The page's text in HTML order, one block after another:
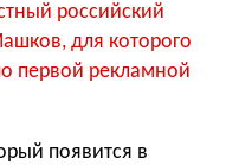
российский
для которого
первой рекламной
появится в